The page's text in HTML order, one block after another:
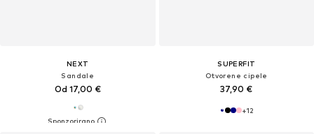
NEXT
Sandale
Od 17,00 €
SUPERFIT
Otvorene cipele
37,90 €
+12